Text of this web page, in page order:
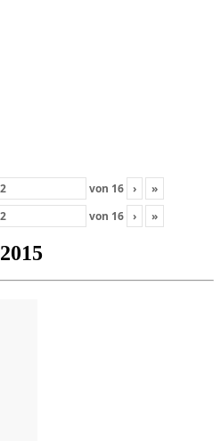
von 16 ›
»
von 16 › »
2015